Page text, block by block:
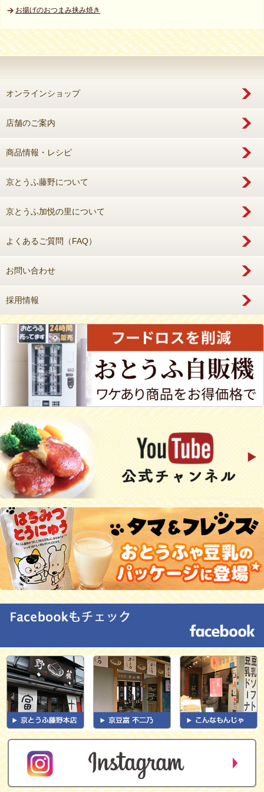
お揚げのおつまみ挟み焼き
オンラインショップ
店舗のご案内
商品情報・レシピ
京とうふ藤野について
京とうふ加悦の里について
よくあるご質問（FAQ）
お問い合わせ
採用情報